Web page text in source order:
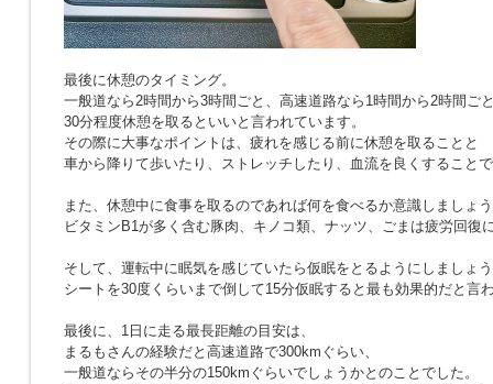
最後に休憩のタイミング。
一般道なら2時間から3時間ごと、高速道路なら1時間から2時間ご
30分程度休憩を取るといいと言われています。
その際に大事なポイントは、疲れを感じる前に休憩を取ることと
車から降りて歩いたり、ストレッチしたり、血流を良くすること
また、休憩中に食事を取るのであれば何を食べるか意識しましょ
ビタミンB1が多く含む豚肉、キノコ類、ナッツ、ごまは疲労回復
そして、運転中に眠気を感じていたら仮眠をとるようにしましょ
シートを30度くらいまで倒して15分仮眠すると最も効果的だと言
最後に、1日に走る最長距離の目安は、
まるもさんの経験だと高速道路で300kmぐらい、
一般道ならその半分の150kmぐらいでしょうかとのことでした。